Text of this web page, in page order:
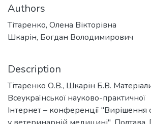
Authors
Тітаренко, Олена Вікторівна
Шкарін, Богдан Володимирович
Description
Тітаренко О.В., Шкарін Б.В.
Всеукраїнської науково-практичної
Інтернет – конференції "Вирішення